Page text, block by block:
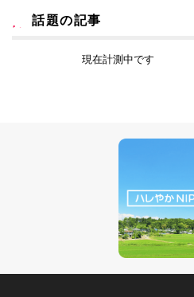
話題の記事
現在計測中です